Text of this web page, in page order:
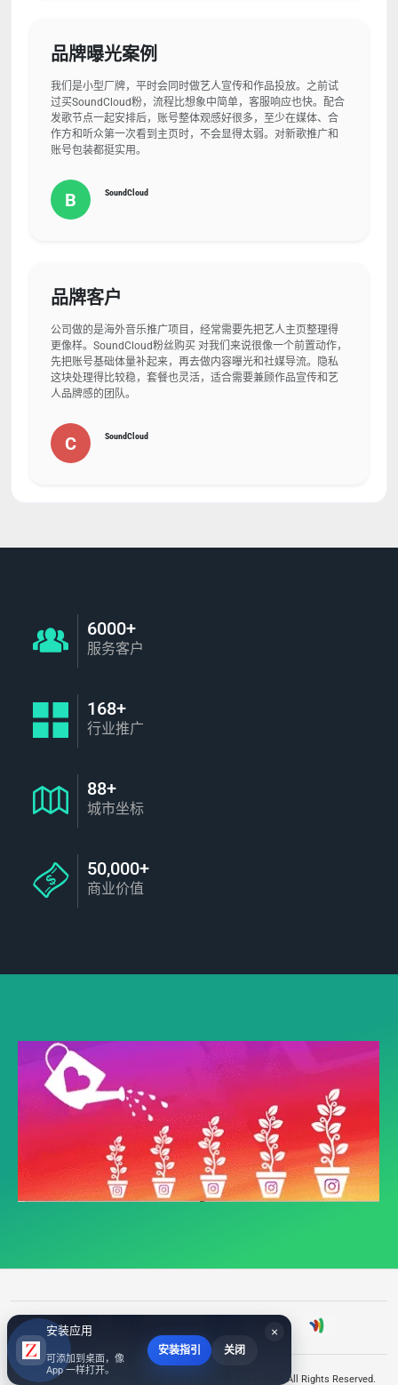
品牌曝光案例
我们是小型厂牌，平时会同时做艺人宣传和作品投放。之前试
过买SoundCloud粉，流程比想象中简单，客服响应也快。配合
发歌节点一起安排后，账号整体观感好很多，至少在媒体、合
作方和听众第一次看到主页时，不会显得太弱。对新歌推广和
账号包装都挺实用。
B SoundCloud
品牌客户
公司做的是海外音乐推广项目，经常需要先把艺人主页整理得
更像样。SoundCloud粉丝购买 对我们来说很像一个前置动作，
先把账号基础体量补起来，再去做内容曝光和社媒导流。隐私
这块处理得比较稳，套餐也灵活，适合需要兼顾作品宣传和艺
人品牌感的团队。
C SoundCloud
6000+
服务客户
168+
行业推广
88+
城市坐标
50,000+
商业价值
©SoundCloud粉丝购买服务｜音乐账号涨粉平台 2017~2026 All Rights Reserved.
×
安装应用
可添加到桌面，像
App 一样打开。
安装指引 关闭